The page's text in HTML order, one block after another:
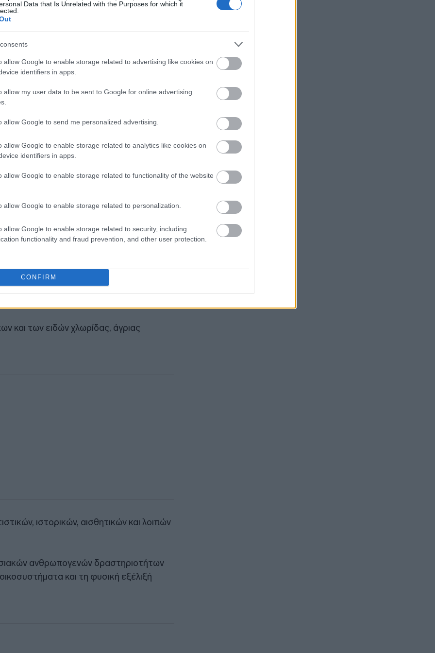
Data that Is Unrelated with the Purposes for which it
allow Google to enable storage related to advertising like cookies on
identifiers in apps.
allow my user data to be sent to Google for online advertising
allow Google to send me personalized advertising.
allow Google to enable storage related to analytics like cookies on
identifiers in apps.
allow Google to enable storage related to functionality of the website
allow Google to enable storage related to personalization.
allow Google to enable storage related to security, including
functionality and fraud prevention, and other user protection.
CONFIRM
που αποτελεί την κυριότερη αιτία
δασικού πλούτου σε παγκόσμιο και
οικοσυστημάτων από δρόμους και
και των ειδών χλωρίδας, άγριας
ιστορικών, αισθητικών και λοιπών
ανθρωπογενών δραστηριοτήτων
και τη φυσική εξέλιξή
18η συνεχόμενη χρονιά
δολαρίων για τη DeepSeek
Βρεττού (Credia): Πιστωτική επέκταση
άνω των 1,3 δισ. ευρώ φέτος -
Επιταχύνει την ανάπτυξη, μεταθέτει
Στα πράσινα οι ευρωαγορές - Νέο
ενδοσυνεδριακό ρεκόρ για τον Stoxx
Πυρκαγιές: 325 αυτοψίες στις
πληγείσες περιοχές - 118 «κόκκινα»
Σε εξέλιξη πυρκαγιές σε Σκύρο και
18:49
ΑΔΜΗΕ: Διατηρεί την τεχνική ηγεσία